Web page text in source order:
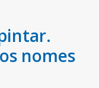
nomes